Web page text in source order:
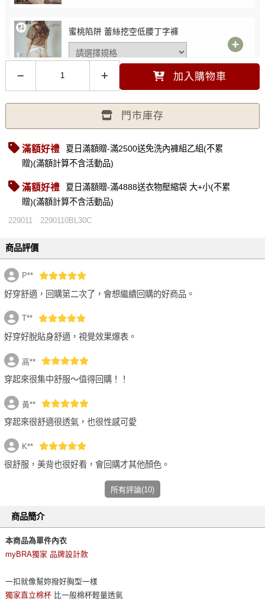
蜜桃陷阱 蕾絲挖空低腰丁字褲
夏日序曲 彈性包覆低腰內褲
S 膚色 -選購價$390
淺調萊姆 性感蕾絲內褲
性感加倍 透膚不滑落絲襪
加入購物車
門市庫存
滿額好禮
夏日滿額贈-滿2500送免洗內褲組乙組(不累
贈)(滿額計算不含活動品)
滿額好禮
夏日滿額贈-滿4888送衣物壓縮袋 大+小(不累
贈)(滿額計算不含活動品)
229011 2290110BL30C
商品評價
P**
好穿舒適，回購第二次了，會想繼續回購的好商品。
T**
好穿好脫貼身舒適，視覺效果爆表。
高**
穿起來很集中舒服～值得回購！！
黃**
穿起來很舒適很透氣，也很性感可愛
K**
很舒服，美背也很好看，會回購才其他顏色。
所有評論(10)
商品簡介
本商品為單件內衣
myBRA獨家 品牌設計款
一扣就像幫妳撥好胸型一樣
獨家直立棉杯比一般棉杯輕量透氣